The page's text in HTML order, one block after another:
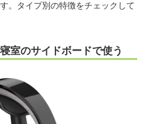
。タイプ別の特徴をチェックして
室のサイドボードで使う